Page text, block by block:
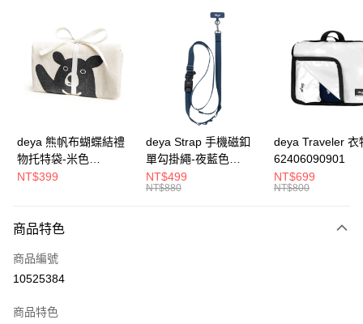
3 期 0 利率 每期 21家銀行
合作金庫商業銀行
第一商業銀行
華南商業銀行
彰化商業銀行
上海商業儲蓄銀行
台北富邦商業銀行
兆豐國際商業銀行
臺灣中小企業銀行
台中商業銀行
匯豐（台灣）商業銀行
華泰商業銀行
聯邦商業銀行
遠東國際商業銀行
元大商業銀行
台灣樂天信用卡公司
超商取貨付款
街口支付
全盈+PAY
AFTEE先享後付
便利好安心！
deya 熊帆布蝴蝶結禮
物托特袋-米色
22020409
NT$399
deya Strap 手機磁釦
單勾掛繩-夜藍色
62611105501
NT$499
NT$880
deya Traveler 衣
62406090901
NT$699
NT$800
商品特色
商品編號
10525384
商品特色